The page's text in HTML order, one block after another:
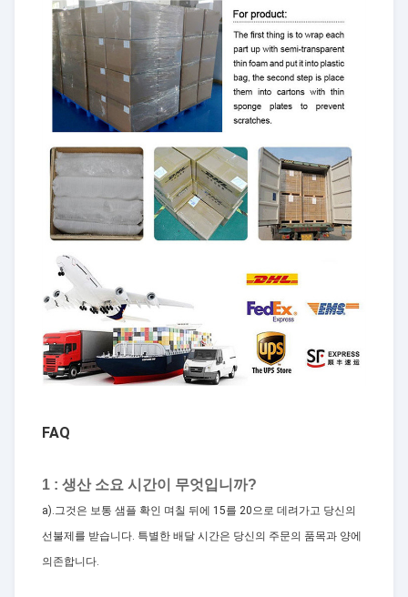
FAQ
1 : 생산 소요 시간이 무엇입니까?
a).그것은 보통 샘플 확인 며칠 뒤에 15를 20으로 데려가고 당신의
선불제를 받습니다. 특별한 배달 시간은 당신의 주문의 품목과 양에
의존합니다.